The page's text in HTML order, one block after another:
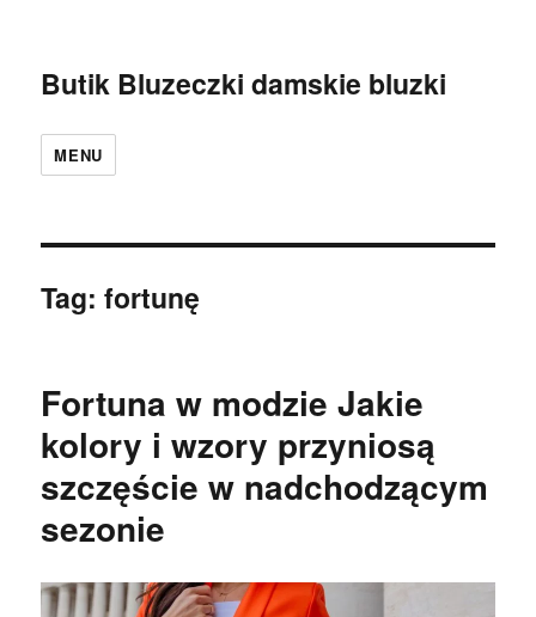
Butik Bluzeczki damskie bluzki
MENU
Tag:fortunę
Fortuna w modzie Jakie
kolory i wzory przyniosą
szczęście w nadchodzącym
sezonie